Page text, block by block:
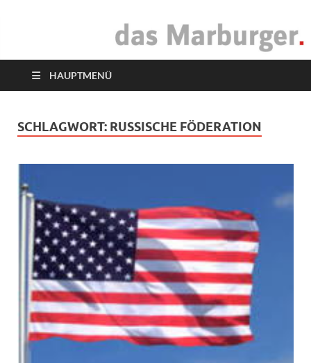
das Marburger.
HAUPTMENÜ
SCHLAGWORT: RUSSISCHE FÖDERATION